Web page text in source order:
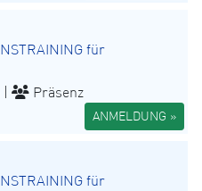
für
Präsenz
ANMELDUNG »
für